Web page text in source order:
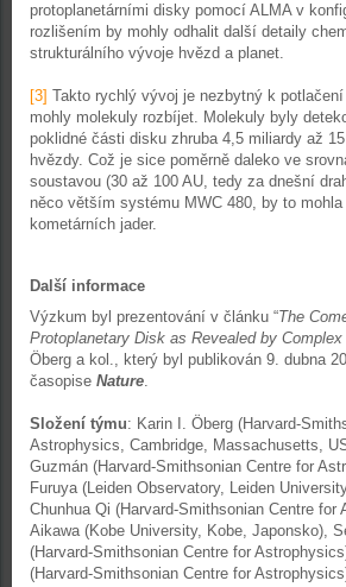
protoplanetárními disky pomocí ALMA v
rozlišením by mohly odhalit další detaily
strukturálního vývoje hvězd a planet.
[3] Takto rychlý vývoj je nezbytný k
mohly molekuly rozbíjet. Molekuly byly
poklidné části disku zhruba 4,5 miliardy až
hvězdy. Což je sice poměrně daleko ve
soustavou (30 až 100 AU, tedy za dnešní
něco větším systému MWC 480, by to
kometárních jader.
Další informace
Výzkum byl prezentování v článku “The
Protoplanetary Disk as Revealed by Complex
Öberg a kol., který byl publikován 9. dubna
časopise Nature.
Složení týmu: Karin I. Öberg (Harvard-
Astrophysics, Cambridge, Massachusetts,
Guzmán (Harvard-Smithsonian Centre for
Furuya (Leiden Observatory, Leiden
Chunhua Qi (Harvard-Smithsonian Centre for
Aikawa (Kobe University, Kobe, Japonsko),
(Harvard-Smithsonian Centre for
(Harvard-Smithsonian Centre for